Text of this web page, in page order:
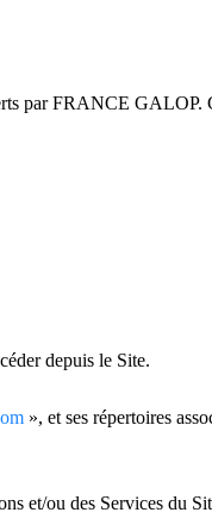
par FRANCE GALOP.
depuis le Site.
», et ses répertoires
et/ou des Services du